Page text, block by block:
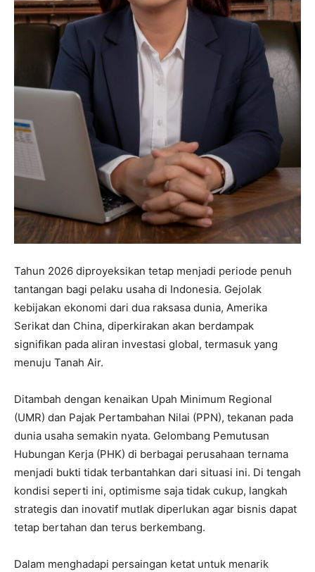
Tahun 2026 diproyeksikan tetap menjadi periode penuh
tantangan bagi pelaku usaha di Indonesia. Gejolak
kebijakan ekonomi dari dua raksasa dunia, Amerika
Serikat dan China, diperkirakan akan berdampak
signifikan pada aliran investasi global, termasuk yang
menuju Tanah Air.
Ditambah dengan kenaikan Upah Minimum Regional
(UMR) dan Pajak Pertambahan Nilai (PPN), tekanan pada
dunia usaha semakin nyata. Gelombang Pemutusan
Hubungan Kerja (PHK) di berbagai perusahaan ternama
menjadi bukti tidak terbantahkan dari situasi ini. Di tengah
kondisi seperti ini, optimisme saja tidak cukup, langkah
strategis dan inovatif mutlak diperlukan agar bisnis dapat
tetap bertahan dan terus berkembang.
Dalam menghadapi persaingan ketat untuk menarik